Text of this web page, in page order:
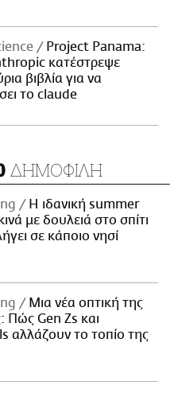
Project Panama:
κατέστρεψε
βιβλία για να
το claude
ΔΗΜΟΦΙΛΗ
Η ιδανική summer
με δουλειά στο σπίτι
σε κάποιο νησί
Μια νέα οπτική της
Πώς Gen Zs και
αλλάζουν το τοπίο της